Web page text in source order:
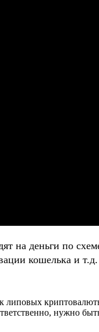
на деньги по
кошелька и т.д.
липовых
нужно